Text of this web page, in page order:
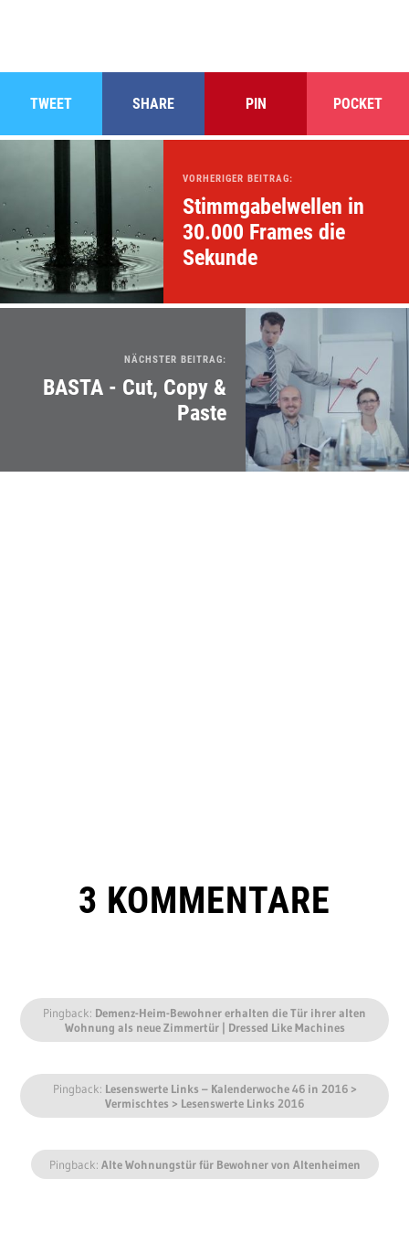
TWEET SHARE PIN POCKET
VORHERIGER BEITRAG:
Stimmgabelwellen in
30.000 Frames die
Sekunde
NÄCHSTER BEITRAG:
BASTA - Cut, Copy &
Paste
3 KOMMENTARE
Pingback: Demenz-Heim-Bewohner erhalten die Tür ihrer alten
Wohnung als neue Zimmertür | Dressed Like Machines
Pingback: Lesenswerte Links – Kalenderwoche 46 in 2016 >
Vermischtes > Lesenswerte Links 2016
Pingback: Alte Wohnungstür für Bewohner von Altenheimen